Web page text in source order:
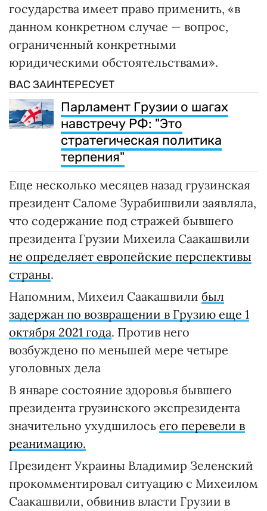
государства имеет право применить, «в
данном конкретном случае — вопрос,
ограниченный конкретными
юридическими обстоятельствами».
ВАС ЗАИНТЕРЕСУЕТ
Парламент Грузии о шагах
навстречу РФ: "Это
стратегическая политика
терпения"
Еще несколько месяцев назад грузинская
президент Саломе Зурабишвили заявляла,
что содержание под стражей бывшего
президента Грузии Михеила Саакашвили
не определяет европейские перспективы
страны.
Напомним, Михеил Саакашвили был
задержан по возвращении в Грузию еще 1
октября 2021 года. Против него
возбуждено по меньшей мере четыре
уголовных дела
В январе состояние здоровья бывшего
президента грузинского экспрезидента
значительно ухудшилось его перевели в
реанимацию.
Президент Украины Владимир Зеленский
прокомментировал ситуацию с Михеилом
Саакашвили, обвинив власти Грузии в